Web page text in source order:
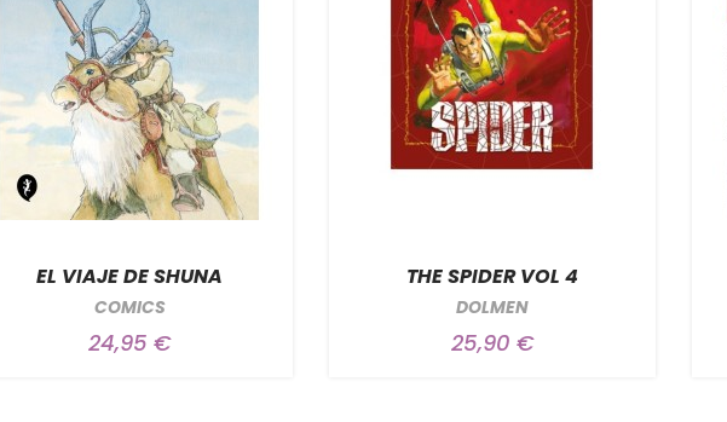
EL VIAJE DE SHUNA
COMICS
24,95 €
THE SPIDER VOL 4
DOLMEN
25,90 €